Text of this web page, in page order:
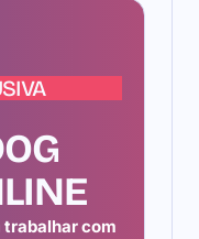
trabalhar com